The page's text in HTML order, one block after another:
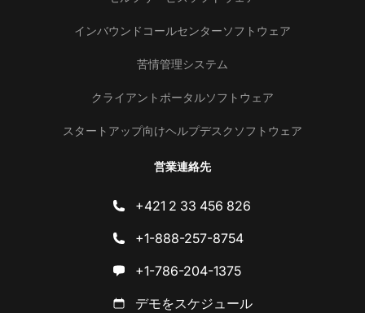
インバウンドコールセンターソフトウェア
苦情管理システム
クライアントポータルソフトウェア
スタートアップ向けヘルプデスクソフトウェア
営業連絡先
+421 2 33 456 826
+1-888-257-8754
+1-786-204-1375
デモをスケジュール